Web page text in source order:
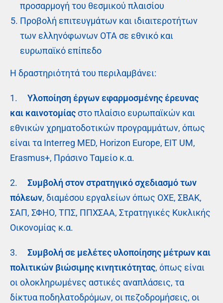
προσαρμογή του θεσμικού πλαισίου
Προβολή επιτευγμάτων και ιδιαιτεροτήτων
των ελληνόφωνων ΟΤΑ σε εθνικό και
ευρωπαϊκό επίπεδο
Η δραστηριότητά του περιλαμβάνει:
1. Υλοποίηση έργων εφαρμοσμένης έρευνας
και καινοτομίαςστο πλαίσιο ευρωπαϊκών και
εθνικών χρηματοδοτικών προγραμμάτων, όπως
είναι τα Interreg MED, Horizon Europe, EIT UM,
Erasmus+, Πράσινο Ταμείο κ.α.
2. Συμβολή στον στρατηγικό σχεδιασμό των
πόλεων, διαμέσου εργαλείων όπως ΟΧΕ, ΣΒΑΚ,
ΣΑΠ, ΣΦΗΟ, ΤΠΣ, ΠΠΧΣΑΑ, Στρατηγικές Κυκλικής
Οικονομίας κ.α.
3. Συμβολή σε μελέτες υλοποίησης μέτρων και
πολιτικών βιώσιμης κινητικότητας, όπως είναι
οι ολοκληρωμένες αστικές αναπλάσεις, τα
δίκτυα ποδηλατοδρόμων, οι πεζοδρομήσεις, οι